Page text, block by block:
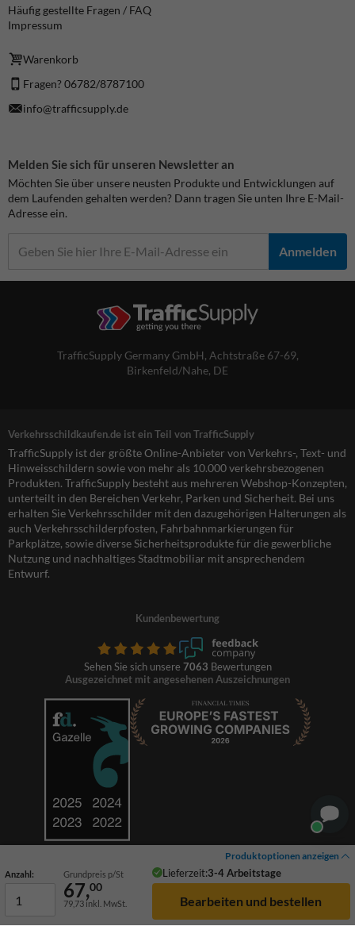
Produktoptionen anzeigen
Anzahl: Grundpreis p/St Lieferzeit:3-4 Arbeitstage
67,00
79,73 inkl. MwSt.
Häufig gestellte Fragen / FAQ
Impressum
Warenkorb
Fragen? 06782/8787100
info@trafficsupply.de
Melden Sie sich für unseren Newsletter an
Möchten Sie über unsere neusten Produkte und Entwicklungen auf
dem Laufenden gehalten werden? Dann tragen Sie unten Ihre E-Mail-
Adresse ein.
Anmelden
TrafficSupply Germany GmbH, Achtstraße 67-69,
Birkenfeld/Nahe, DE
Verkehrsschildkaufen.de ist ein Teil von TrafficSupply
TrafficSupply ist der größte Online-Anbieter von Verkehrs-, Text- und
Hinweisschildern sowie von mehr als 10.000 verkehrsbezogenen
Produkten. TrafficSupply besteht aus mehreren Webshop-Konzepten,
unterteilt in den Bereichen Verkehr, Parken und Sicherheit. Bei uns
erhalten Sie Verkehrsschilder mit den dazugehörigen Halterungen als
auch Verkehrsschilderpfosten, Fahrbahnmarkierungen für
Parkplätze, sowie diverse Sicherheitsprodukte für die gewerbliche
Nutzung und nachhaltiges Stadtmobiliar mit ansprechendem
Entwurf.
Kundenbewertung
Sehen Sie sich unsere 7063 Bewertungen
Ausgezeichnet mit angesehenen Auszeichnungen
© 2026 TrafficSupply. Alle Rechte vorbehalten.